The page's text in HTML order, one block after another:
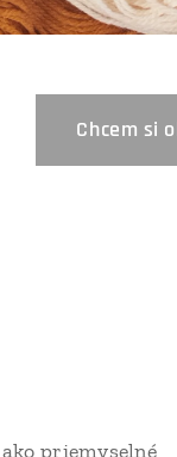
Chcem si
priemyselné